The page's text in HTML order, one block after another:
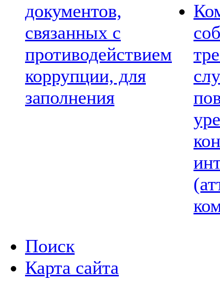
документов,
связанных с
противодействием
коррупции, для
заполнения
Поиск
Карта сайта